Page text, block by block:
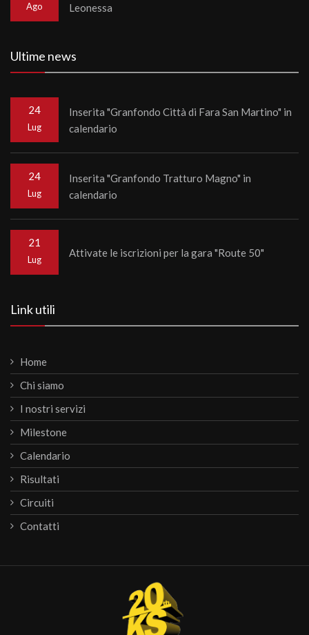
Ago
Leonessa
Ultime news
24
Lug
Inserita "Granfondo Città di Fara San Martino" in
calendario
24
Lug
Inserita "Granfondo Tratturo Magno" in
calendario
21
Lug
Attivate le iscrizioni per la gara "Route 50"
Link utili
Home
Chi siamo
I nostri servizi
Milestone
Calendario
Risultati
Circuiti
Contatti